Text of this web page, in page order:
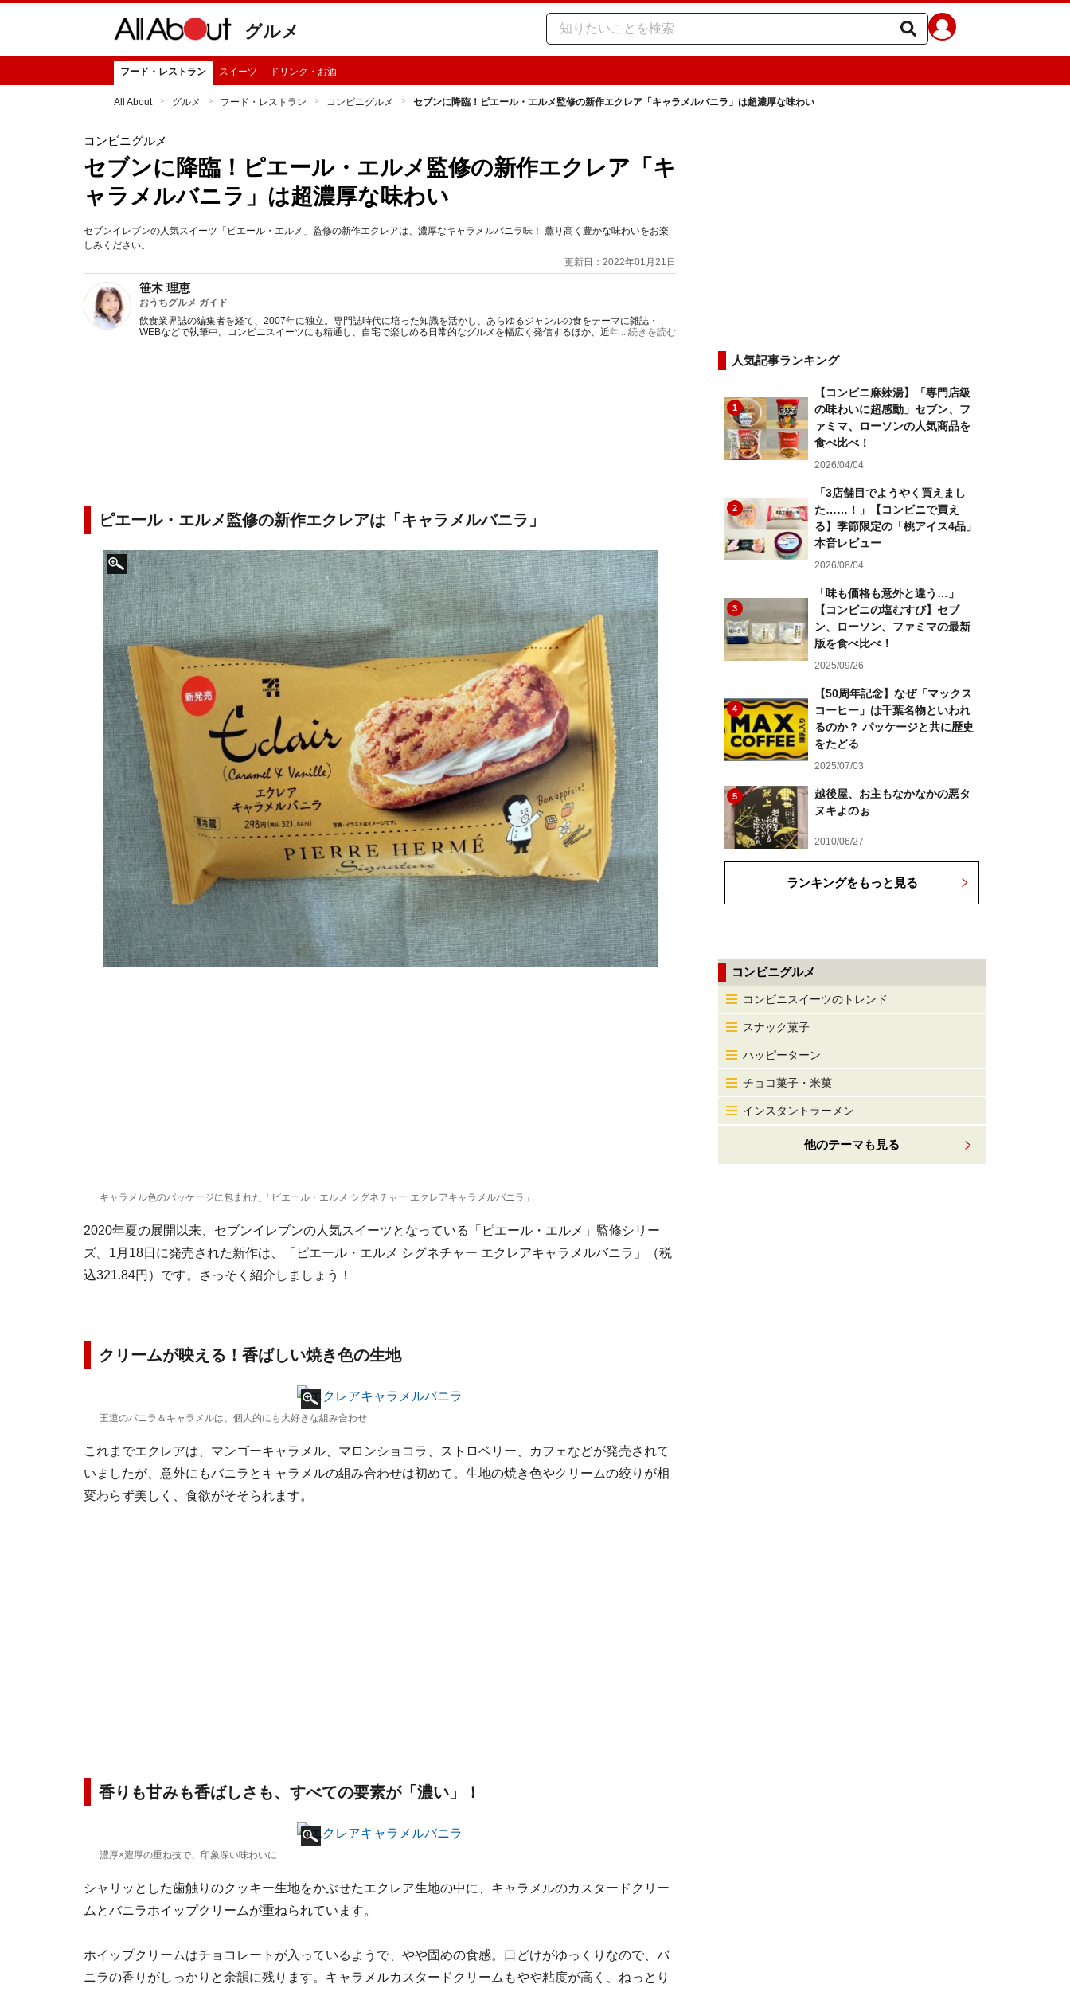
グルメ
フード・レストラン スイーツ ドリンク・お酒
All About グルメ フード・レストラン コンビニグルメ セブンに降臨！ピエール・エルメ監修の新作エクレア「キャラメルバニラ」は超濃厚な味わい
コンビニグルメ
セブンに降臨！ピエール・エルメ監修の新作エクレア「キ
ャラメルバニラ」は超濃厚な味わい
セブンイレブンの人気スイーツ「ピエール・エルメ」監修の新作エクレアは、濃厚なキャラメルバニラ味！ 薫り高く豊かな味わいをお楽
しみください。
更新日：2022年01月21日
笹木 理恵
おうちグルメ ガイド
飲食業界誌の編集者を経て、2007年に独立。専門誌時代に培った知識を活かし、あらゆるジャンルの食をテーマに雑誌・
WEBなどで執筆中。コンビニスイーツにも精通し、自宅で楽しめる日常的なグルメを幅広く発信するほか、近年は「食の未
来」への取り組みについても意欲的に取材活動を行っている。
...続きを読む
ピエール・エルメ監修の新作エクレアは「キャラメルバニラ」
キャラメル色のパッケージに包まれた「ピエール・エルメ シグネチャー エクレアキャラメルバニラ」
2020年夏の展開以来、セブンイレブンの人気スイーツとなっている「ピエール・エルメ」監修シリー
ズ。1月18日に発売された新作は、「ピエール・エルメ シグネチャー エクレアキャラメルバニラ」（税
込321.84円）です。さっそく紹介しましょう！
クリームが映える！香ばしい焼き色の生地
王道のバニラ＆キャラメルは、個人的にも大好きな組み合わせ
これまでエクレアは、マンゴーキャラメル、マロンショコラ、ストロベリー、カフェなどが発売されて
いましたが、意外にもバニラとキャラメルの組み合わせは初めて。生地の焼き色やクリームの絞りが相
変わらず美しく、食欲がそそられます。
香りも甘みも香ばしさも、すべての要素が「濃い」！
濃厚×濃厚の重ね技で、印象深い味わいに
シャリッとした歯触りのクッキー生地をかぶせたエクレア生地の中に、キャラメルのカスタードクリー
ムとバニラホイップクリームが重ねられています。
ホイップクリームはチョコレートが入っているようで、やや固めの食感。口どけがゆっくりなので、バ
ニラの香りがしっかりと余韻に残ります。キャラメルカスタードクリームもやや粘度が高く、ねっとり
人気記事ランキング
1
【コンビニ麻辣湯】「専門店級
の味わいに超感動」セブン、フ
ァミマ、ローソンの人気商品を
食べ比べ！
2026/04/04
2
「3店舗目でようやく買えまし
た……！」【コンビニで買え
る】季節限定の「桃アイス4品」
本音レビュー
2026/08/04
3
「味も価格も意外と違う…」
【コンビニの塩むすび】セブ
ン、ローソン、ファミマの最新
版を食べ比べ！
2025/09/26
4
【50周年記念】なぜ「マックス
コーヒー」は千葉名物といわれ
るのか？ パッケージと共に歴史
をたどる
2025/07/03
5
越後屋、お主もなかなかの悪タ
ヌキよのぉ
2010/06/27
ランキングをもっと見る
コンビニグルメ
コンビニスイーツのトレンド
スナック菓子
ハッピーターン
チョコ菓子・米菓
インスタントラーメン
他のテーマも見る